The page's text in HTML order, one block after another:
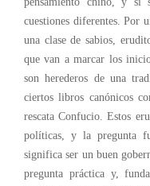
cuestiones diferentes. Por
una clase de sabios,
que van a marcar los
son herederos de una
ciertos libros canónicos
rescata Confucio. Estos
políticas, y la pregunta
significa ser un buen
pregunta práctica y,